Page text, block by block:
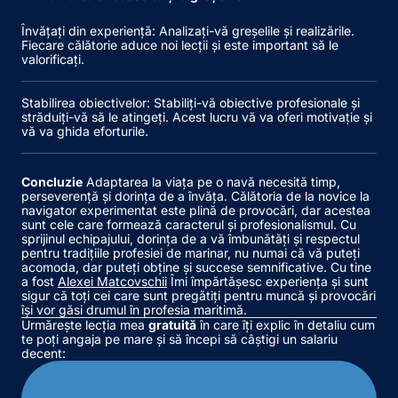
Învățați din experiență: Analizați-vă greșelile și realizările.
Fiecare călătorie aduce noi lecții și este important să le
valorificați.
Stabilirea obiectivelor: Stabiliți-vă obiective profesionale și
străduiți-vă să le atingeți. Acest lucru vă va oferi motivație și
vă va ghida eforturile.
Concluzie Adaptarea la viața pe o navă necesită timp,
perseverență și dorința de a învăța. Călătoria de la novice la
navigator experimentat este plină de provocări, dar acestea
sunt cele care formează caracterul și profesionalismul. Cu
sprijinul echipajului, dorința de a vă îmbunătăți și respectul
pentru tradițiile profesiei de marinar, nu numai că vă puteți
acomoda, dar puteți obține și succese semnificative. Cu tine
a fost Alexei Matcovschii Îmi împărtășesc experiența și sunt
sigur că toți cei care sunt pregătiți pentru muncă și provocări
își vor găsi drumul în profesia maritimă.
Urmărește lecția mea gratuităîn care îți explic în detaliu cum
te poți angaja pe mare și să începi să câștigi un salariu
decent: